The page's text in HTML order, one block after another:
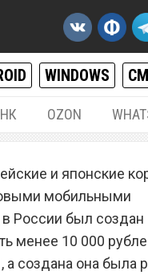
WINDOWS
OZON
X, Galaxy
и японские
мобильными
России был создан
менее 10 000
а создана она была